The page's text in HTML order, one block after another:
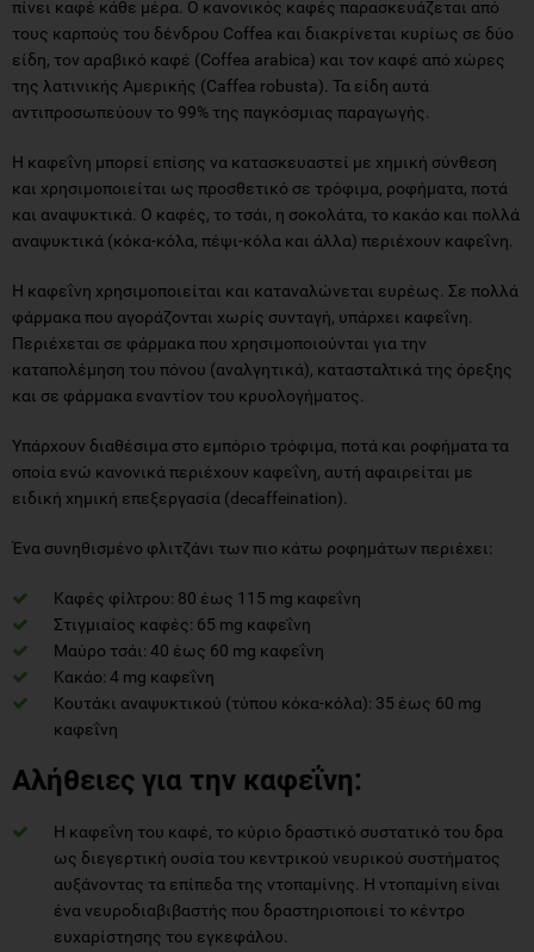
πίνει καφέ κάθε μέρα. Ο κανονικός καφές παρασκευάζεται από
τους καρπούς του δένδρου Coffea και διακρίνεται κυρίως σε δύο
είδη, τον αραβικό καφέ (Coffea arabica) και τον καφέ από χώρες
της λατινικής Αμερικής (Caffea robusta). Τα είδη αυτά
αντιπροσωπεύουν το 99% της παγκόσμιας παραγωγής.
Η καφεΐνη μπορεί επίσης να κατασκευαστεί με χημική σύνθεση
και χρησιμοποιείται ως προσθετικό σε τρόφιμα, ροφήματα, ποτά
και αναψυκτικά. Ο καφές, το τσάι, η σοκολάτα, το κακάο και πολλά
αναψυκτικά (κόκα-κόλα, πέψι-κόλα και άλλα) περιέχουν καφεΐνη.
Η καφεΐνη χρησιμοποιείται και καταναλώνεται ευρέως. Σε πολλά
φάρμακα που αγοράζονται χωρίς συνταγή, υπάρχει καφεΐνη.
Περιέχεται σε φάρμακα που χρησιμοποιούνται για την
καταπολέμηση του πόνου (αναλγητικά), κατασταλτικά της όρεξης
και σε φάρμακα εναντίον του κρυολογήματος.
Υπάρχουν διαθέσιμα στο εμπόριο τρόφιμα, ποτά και ροφήματα τα
οποία ενώ κανονικά περιέχουν καφεΐνη, αυτή αφαιρείται με
ειδική χημική επεξεργασία (decaffeination).
Ένα συνηθισμένο φλιτζάνι των πιο κάτω ροφημάτων περιέχει:
Καφές φίλτρου: 80 έως 115 mg καφεΐνη
Στιγμιαίος καφές: 65 mg καφεΐνη
Μαύρο τσάι: 40 έως 60 mg καφεΐνη
Κακάο: 4 mg καφεΐνη
Κουτάκι αναψυκτικού (τύπου κόκα-κόλα): 35 έως 60 mg
καφεΐνη
Αλήθειες για την καφεΐνη:
Η καφεΐνη του καφέ, το κύριο δραστικό συστατικό του δρα
ως διεγερτική ουσία του κεντρικού νευρικού συστήματος
αυξάνοντας τα επίπεδα της ντοπαμίνης. Η ντοπαμίνη είναι
ένα νευροδιαβιβαστής που δραστηριοποιεί το κέντρο
ευχαρίστησης του εγκεφάλου.